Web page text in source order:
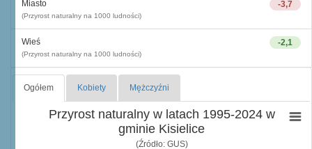
-3,7
Miasto
(Przyrost naturalny na 1000 ludności)
-2,1
Wieś
(Przyrost naturalny na 1000 ludności)
Ogółem Kobiety Mężczyźni
Przyrost naturalny w latach 1995-2024 w
gminie Kisielice
(Źródło: GUS)